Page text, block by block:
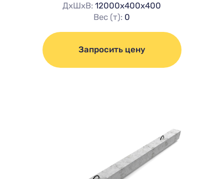
ДхШхВ:12000х400х400
Вес (т): 0
Запросить цену